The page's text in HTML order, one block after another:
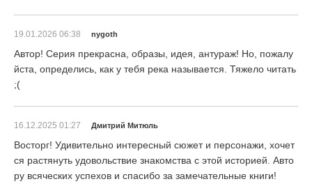
19.01.2026 06:38 nygoth
Автор! Серия прекрасна, образы, идея, антураж! Но, пожалу
йста, определись, как у тебя река называется. Тяжело читать
;(
16.12.2025 01:27 Дмитрий Митюль
Восторг! Удивительно интересный сюжет и персонажи, хочет
ся растянуть удовольствие знакомства с этой историей. Авто
ру всяческих успехов и спасибо за замечательные книги!